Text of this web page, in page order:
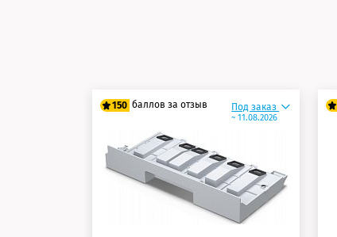
150 баллов за отзыв
125 баллов
150 баллов
Под заказ
~ 11.08.2026